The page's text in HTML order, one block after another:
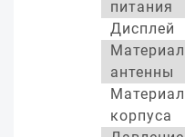
питания
Дисплей
Материал
антенны
Материал
корпуса